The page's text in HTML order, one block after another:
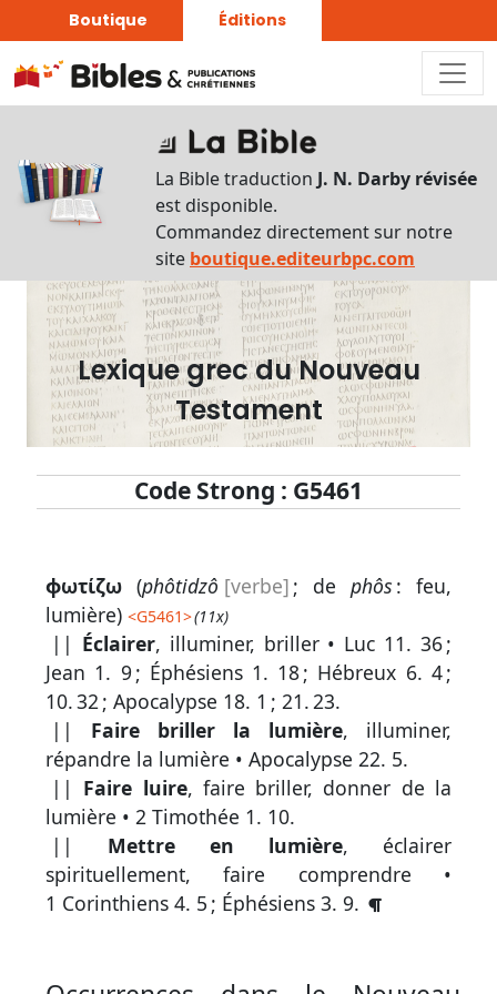
Boutique Éditions
La Bible traduction J. N. Darby révisée
est disponible.
Commandez directement sur notre
site boutique.editeurbpc.com
Lexique grec du Nouveau
Testament
Code Strong : G5461
ϕωτίζω (phôtidzô [verbe] ; de phôs : feu,
lumière)<G5461>(11x)
|| Éclairer, illuminer, briller • Luc 11. 36;
Jean 1. 9; Éphésiens 1. 18; Hébreux 6. 4;
10. 32;Apocalypse 18. 1 ;21. 23.
|| Faire briller la lumière, illuminer,
répandre la lumière •Apocalypse 22. 5.
|| Faire luire, faire briller, donner de la
lumière •2 Timothée 1. 10.
|| Mettre en lumière, éclairer
spirituellement, faire comprendre •
1 Corinthiens 4. 5 ; Éphésiens 3. 9.
Recherche
Rechercher
par
lettre
Rechercher
par
mot
français
Lexique
Recherche
grec
Rechercher
par
code
strong
Rechercher
par